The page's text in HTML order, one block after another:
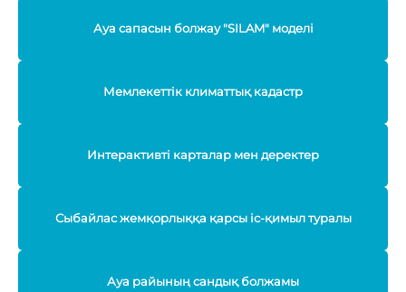
Ауа сапасын болжау "SILAM" моделі
Мемлекеттік климаттық кадастр
Интерактивті карталар мен деректер
Сыбайлас жемқорлыққа қарсы іс-қимыл туралы
Ауа райының сандық болжамы